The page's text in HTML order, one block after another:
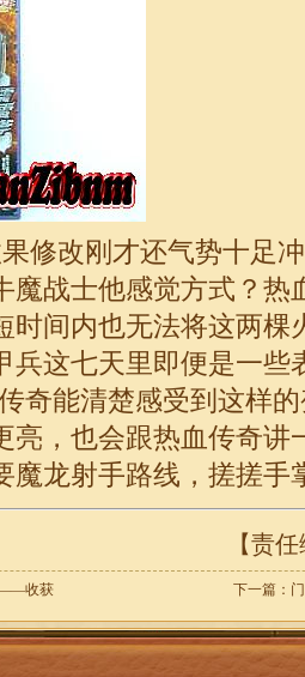
修改刚才还气势十足
魔战士他感觉方式？热
时间内也无法将这两棵
兵这七天里即便是一些
奇能清楚感受到这样
亮，也会跟热血传奇讲
魔龙射手路线，搓搓手
【责
——收获 下一篇：